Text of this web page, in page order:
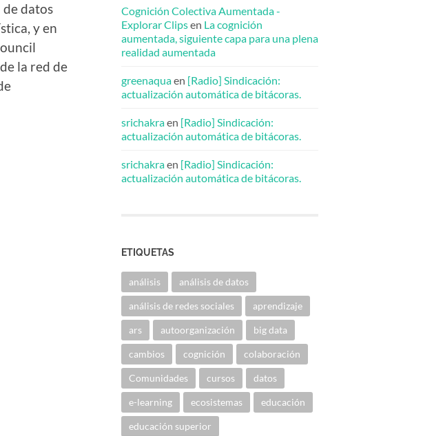
de datos
y en
la red de
Cognición Colectiva Aumentada -
Explorar Clipsen La cognición
aumentada, siguiente capa para una plena
realidad aumentada
greenaquaen [Radio] Sindicación:
actualización automática de bitácoras.
srichakraen [Radio] Sindicación:
actualización automática de bitácoras.
srichakraen [Radio] Sindicación:
actualización automática de bitácoras.
ETIQUETAS
análisis análisis de datos
análisis de redes sociales aprendizaje
ars autoorganización big data
cambios cognición colaboración
Comunidades cursos datos
e-learning ecosistemas educación
educación superior